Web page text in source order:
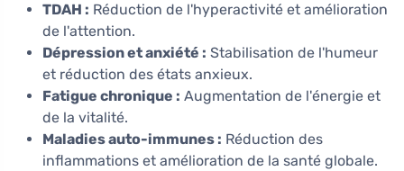
TDAH : Réduction de l'hyperactivité et amélioration
de l'attention.
Dépression et anxiété : Stabilisation de l'humeur
et réduction des états anxieux.
Fatigue chronique : Augmentation de l'énergie et
de la vitalité.
Maladies auto-immunes : Réduction des
inflammations et amélioration de la santé globale.